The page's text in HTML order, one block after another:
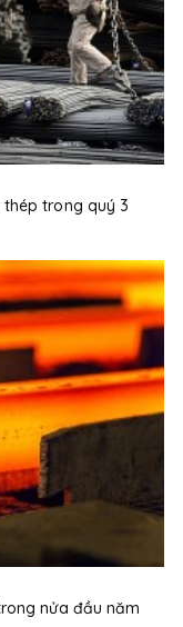
trong quý 3
nửa đầu năm